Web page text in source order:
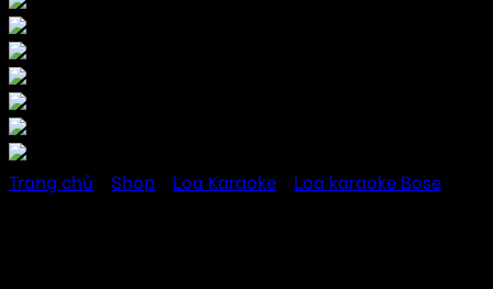
Trang chủ Shop Loa Karaoke Loa karaoke Bose